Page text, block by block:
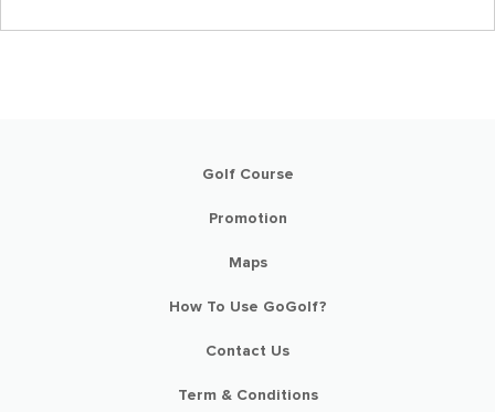
Golf Course
Promotion
Maps
How To Use GoGolf?
Contact Us
Term & Conditions